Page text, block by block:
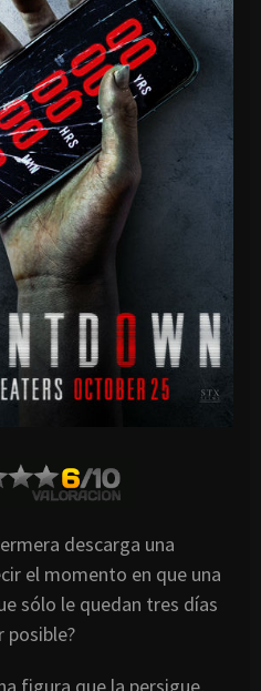
descarga una
el momento en que una
sólo le quedan tres días
posible?